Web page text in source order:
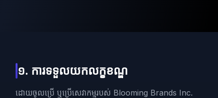
១. ការទទួលយកលក្ខខណ្ឌ
ដោយចូលប្រើ ឬប្រើសេវាកម្មរបស់ Blooming Brands Inc.